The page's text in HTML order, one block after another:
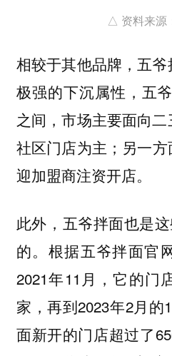
△ 资料来源
相较于其他品牌，五
极强的下沉属性，五
之间，市场主要面向
社区门店为主；另一
迎加盟商注资开店。
此外，五爷拌面也是
的。根据五爷拌面官
2021年11月，它的门
家，再到2023年2月
面新开的门店超过了